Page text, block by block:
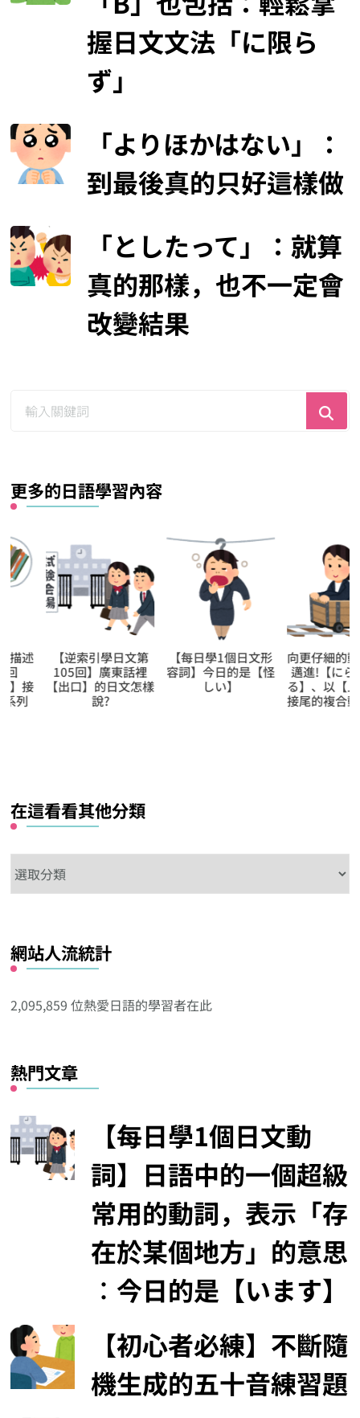
握日文文法「に限ら
ず」
「よりほかはない」：
到最後真的只好這樣做
「としたって」：就算
真的那樣，也不一定會
改變結果
更多的日語學習內容
【逆索引學日文第
105回】廣東話裡
【出口】的日文怎樣
【每日學1個日文形
容詞】今日的是【怪
向更仔細的動作描述
邁進!【にらみ上げ
る】、以【上げる】
接尾的複合動詞系列
在這看看其他分類
這
其
他
類
網站人流統計
2,095,859 位熱愛日語的學習者在此
熱門文章
【每日學1個日文動
詞】日語中的一個超級
常用的動詞，表示「存
在於某個地方」的意思
︰今日的是【います】
【初心者必練】不斷隨
機生成的五十音練習題